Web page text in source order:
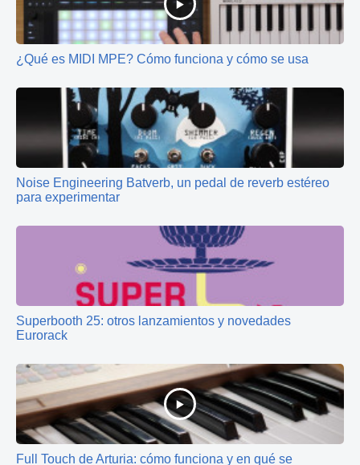
¿Qué es MIDI MPE? Cómo funciona y cómo se usa
Noise Engineering Batverb, un pedal de reverb estéreo
para experimentar
Superbooth 25: otros lanzamientos y novedades
Eurorack
Full Touch de Arturia: cómo funciona y en qué se